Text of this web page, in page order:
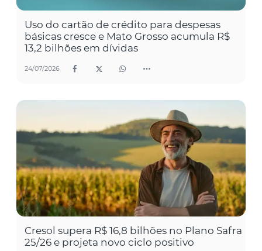
Uso do cartão de crédito para despesas
básicas cresce e Mato Grosso acumula R$
13,2 bilhões em dívidas
24/07/2026
Cresol supera R$ 16,8 bilhões no Plano Safra
25/26 e projeta novo ciclo positivo